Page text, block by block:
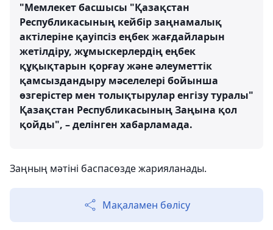
"Мемлекет басшысы "Қазақстан
Республикасының кейбір заңнамалық
актілеріне қауіпсіз еңбек жағдайларын
жетілдіру, жұмыскерлердің еңбек
құқықтарын қорғау және әлеуметтік
қамсыздандыру мәселелері бойынша
өзгерістер мен толықтырулар енгізу туралы"
Қазақстан Республикасының Заңына қол
қойды", – делінген хабарламада.
Заңның мәтіні баспасөзде жарияланады.
Мақаламен бөлісу